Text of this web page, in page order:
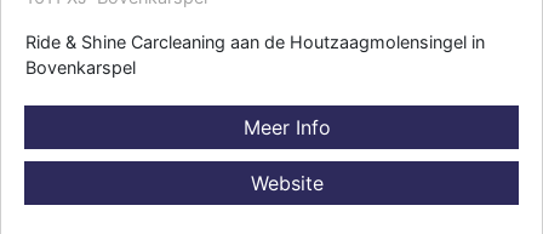
Ride & Shine Carcleaning aan de Houtzaagmolensingel in
Bovenkarspel
Meer Info
Website